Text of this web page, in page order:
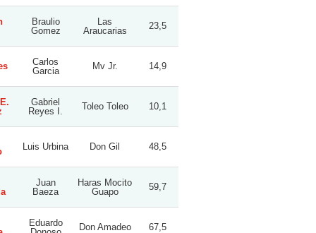
Braulio
Gomez
Las
Araucarias
23,5
Carlos
Garcia
Mv Jr. 14,9
Gabriel
Reyes I.
Toleo Toleo 10,1
Luis Urbina Don Gil 48,5
Juan
Baeza
Haras Mocito
Guapo
59,7
Eduardo
Don Amadeo 67,5